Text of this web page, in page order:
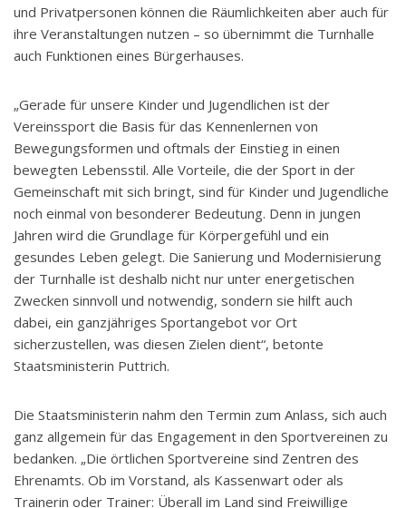
und Privatpersonen können die Räumlichkeiten aber auch für
ihre Veranstaltungen nutzen – so übernimmt die Turnhalle
auch Funktionen eines Bürgerhauses.
„Gerade für unsere Kinder und Jugendlichen ist der
Vereinssport die Basis für das Kennenlernen von
Bewegungsformen und oftmals der Einstieg in einen
bewegten Lebensstil. Alle Vorteile, die der Sport in der
Gemeinschaft mit sich bringt, sind für Kinder und Jugendliche
noch einmal von besonderer Bedeutung. Denn in jungen
Jahren wird die Grundlage für Körpergefühl und ein
gesundes Leben gelegt. Die Sanierung und Modernisierung
der Turnhalle ist deshalb nicht nur unter energetischen
Zwecken sinnvoll und notwendig, sondern sie hilft auch
dabei, ein ganzjähriges Sportangebot vor Ort
sicherzustellen, was diesen Zielen dient“, betonte
Staatsministerin Puttrich.
Die Staatsministerin nahm den Termin zum Anlass, sich auch
ganz allgemein für das Engagement in den Sportvereinen zu
bedanken. „Die örtlichen Sportvereine sind Zentren des
Ehrenamts. Ob im Vorstand, als Kassenwart oder als
Trainerin oder Trainer: Überall im Land sind Freiwillige